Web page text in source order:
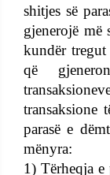
shitjes së
gjenerojë më
kundër
që
transaksione
parasë e
mënyra:
1) Tërheqja e